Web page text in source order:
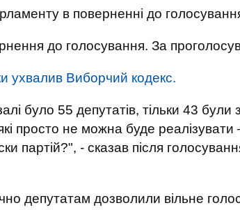
в поверненні до
до голосування. За
ухвалив Виборчий кодекс.
було 55 депутатів, тільки 43 були
просто не можна буде
партій?", - сказав після
депутатам дозволили вільне